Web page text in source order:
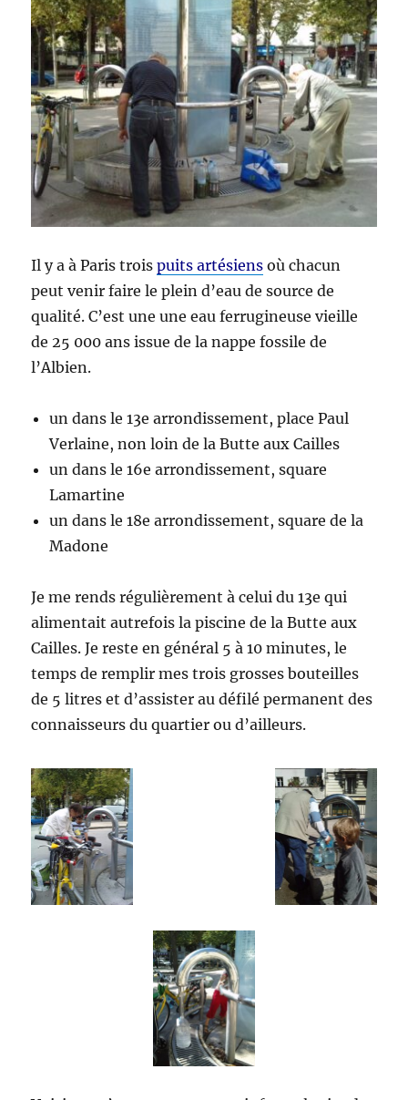
Il y a à Paris troispuits artésiens où chacun
peut venir faire le plein d’eau de source de
qualité. C’est une une eau ferrugineuse vieille
de 25 000 ans issue de la nappe fossile de
l’Albien.
un dans le 13e arrondissement, place Paul
Verlaine, non loin de la Butte aux Cailles
un dans le 16e arrondissement, square
Lamartine
un dans le 18e arrondissement, square de la
Madone
Je me rends régulièrement à celui du 13e qui
alimentait autrefois lapiscine de la Butte aux
Cailles. Je reste en général 5 à 10 minutes, le
temps de remplir mes trois grosses bouteilles
de 5 litres et d’assister au défilé permanent des
connaisseurs du quartier ou d’ailleurs.